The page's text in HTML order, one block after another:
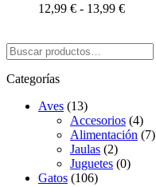
12,99 € - 13,99 €
Categorías
Aves (13)
Accesorios (4)
Alimentación (7)
Jaulas (2)
Juguetes (0)
Gatos (106)